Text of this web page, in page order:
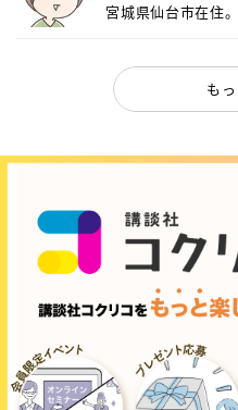
宮城県仙台市在住
も